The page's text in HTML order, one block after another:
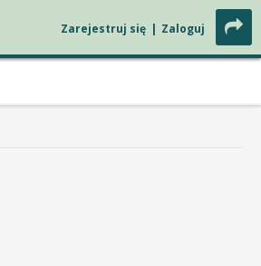
Zarejestruj się | Zaloguj